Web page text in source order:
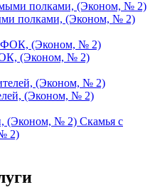
полками, (Эконом, № 2)
(Эконом, № 2)
(Эконом, № 2)
Скамья с
2)